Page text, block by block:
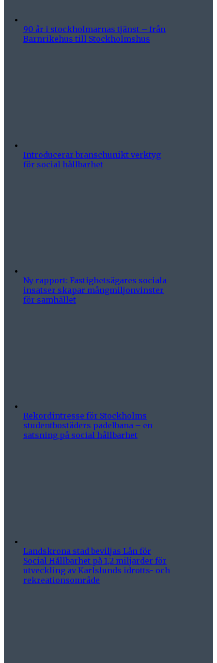
90 år i stockholmarnas tjänst – från
Barnrikehus till Stockholmshus
Introducerar branschunikt verktyg
för social hållbarhet
Ny rapport: Fastighetsägares sociala
insatser skapar mångmiljonvinster
för samhället
Rekordintresse för Stockholms
studentbostäders padelbana – en
satsning på social hållbarhet
Landskrona stad beviljas Lån för
Social Hållbarhet på 1,2 miljarder för
utveckling av Karlslunds idrotts- och
rekreationsområde